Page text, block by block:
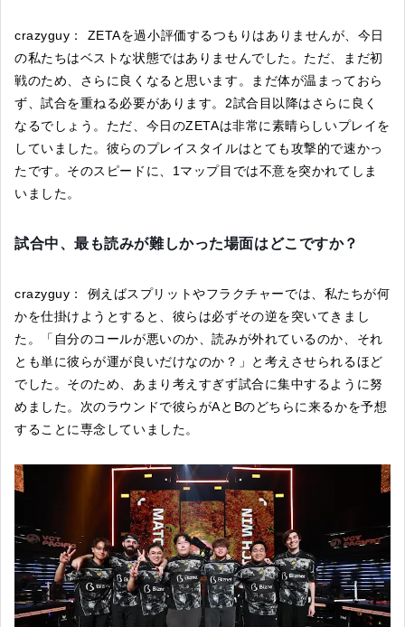
crazyguy： ZETAを過小評価するつもりはありませんが、今日
の私たちはベストな状態ではありませんでした。ただ、まだ初
戦のため、さらに良くなると思います。まだ体が温まっておら
ず、試合を重ねる必要があります。2試合目以降はさらに良く
なるでしょう。ただ、今日のZETAは非常に素晴らしいプレイを
していました。彼らのプレイスタイルはとても攻撃的で速かっ
たです。そのスピードに、1マップ目では不意を突かれてしま
いました。
試合中、最も読みが難しかった場面はどこですか？
crazyguy： 例えばスプリットやフラクチャーでは、私たちが何
かを仕掛けようとすると、彼らは必ずその逆を突いてきまし
た。「自分のコールが悪いのか、読みが外れているのか、それ
とも単に彼らが運が良いだけなのか？」と考えさせられるほど
でした。そのため、あまり考えすぎず試合に集中するように努
めました。次のラウンドで彼らがAとBのどちらに来るかを予想
することに専念していました。